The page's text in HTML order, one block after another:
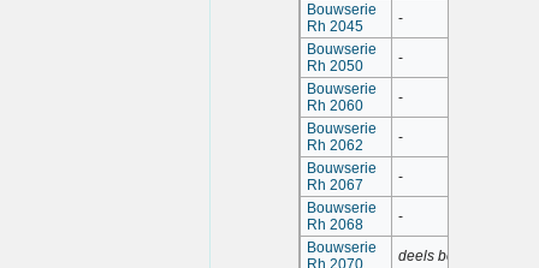
Bouwserie
Rh 2045
-
Bouwserie
Rh 2050
-
Bouwserie
Rh 2060
-
Bouwserie
Rh 2062
-
Bouwserie
Rh 2067
-
Bouwserie
Rh 2068
-
Bouwserie
deels bewerkt